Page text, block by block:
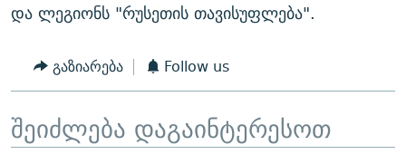
და ლეგიონს "რუსეთის თავისუფლება".
გაზიარება Follow us
შეიძლება დაგაინტერესოთ